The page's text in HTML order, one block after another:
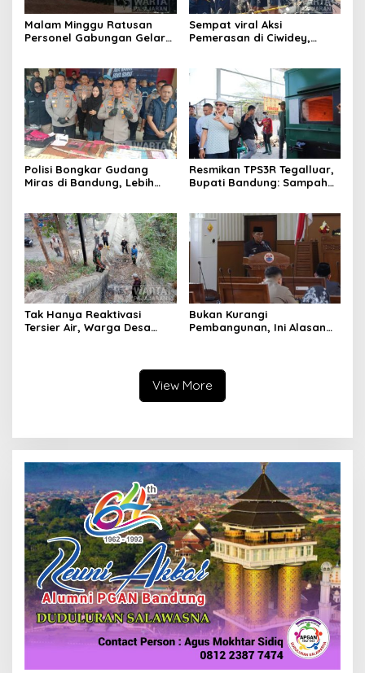
Malam Minggu Ratusan
Personel Gabungan Gelar
Sempat viral Aksi
Pemerasan di Ciwidey,
Polisi Bongkar Gudang
Miras di Bandung, Lebih
Resmikan TPS3R Tegalluar,
Bupati Bandung: Sampah
Tak Hanya Reaktivasi
Tersier Air, Warga Desa
Bukan Kurangi
Pembangunan, Ini Alasan
View More